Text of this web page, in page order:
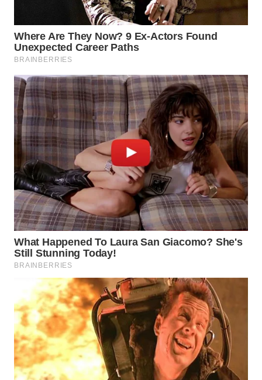
SULSEL
WN
WN
SULUT
WN
MALUKU
WN
MALUT
WN
DAIRI
WN
DANAU
TOBA
WN
NIAS
WN